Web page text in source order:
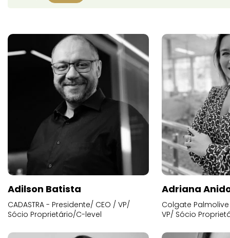
Adilson Batista
CADASTRA - Presidente/ CEO / VP/
Sócio Proprietário/C-level
Adriana
Colgate
VP/ Sócio